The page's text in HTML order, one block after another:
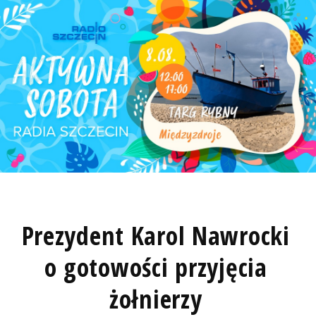
Prezydent Karol Nawrocki
o gotowości przyjęcia
żołnierzy